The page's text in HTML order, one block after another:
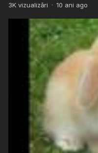
3Kvizualizări · 10 ani ago